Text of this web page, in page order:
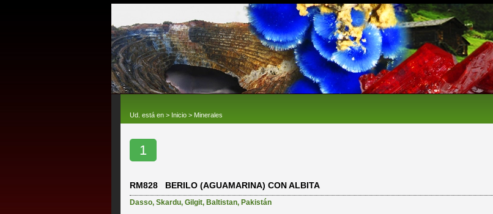
Ud. está en > Inicio > Minerales
1
RM828 BERILO (AGUAMARINA) CON ALBITA
Dasso, Skardu, Gilgit, Baltistan, Pakistán